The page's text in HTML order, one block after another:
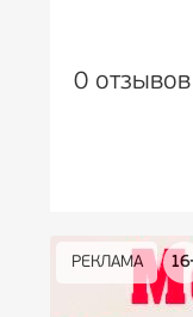
0 отзывов
РЕКЛАМА
РЕКЛАМА
РЕКЛАМА
РЕКЛАМА
РЕКЛАМА 0+
РЕКЛАМА